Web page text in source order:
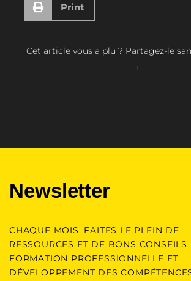
Print
Cet article vous a plu ? Partagez-le
!
Newsletter
CHAQUE MOIS, FAITES LE PLEIN DE
RESSOURCES ET DE BONS CONSEILS
FORMATION PROFESSIONNELLE ET
DÉVELOPPEMENT DES